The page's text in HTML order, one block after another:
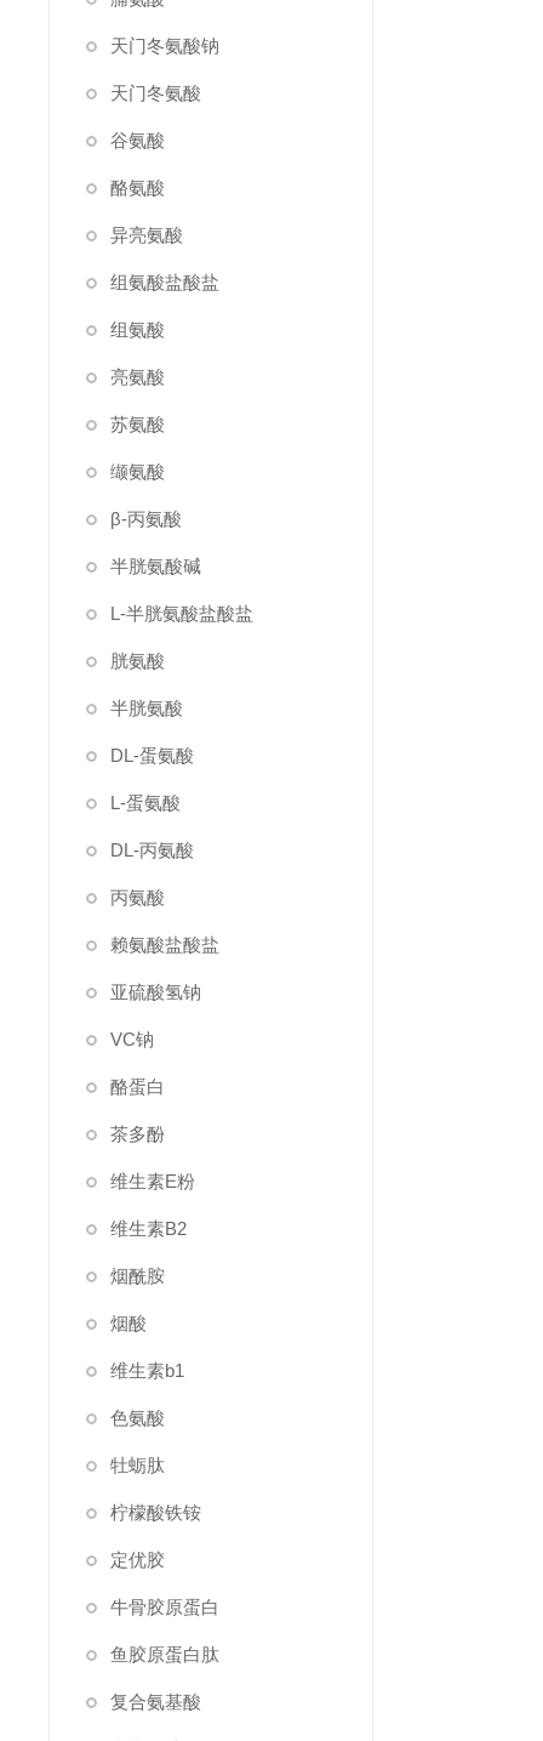
天门冬氨酸钠
天门冬氨酸
谷氨酸
酪氨酸
异亮氨酸
组氨酸盐酸盐
组氨酸
亮氨酸
苏氨酸
缬氨酸
β-丙氨酸
半胱氨酸碱
L-半胱氨酸盐酸盐
胱氨酸
半胱氨酸
DL-蛋氨酸
L-蛋氨酸
DL-丙氨酸
丙氨酸
赖氨酸盐酸盐
亚硫酸氢钠
VC钠
酪蛋白
茶多酚
维生素E粉
维生素B2
烟酰胺
烟酸
维生素b1
色氨酸
牡蛎肽
柠檬酸铁铵
定优胶
牛骨胶原蛋白
鱼胶原蛋白肽
复合氨基酸